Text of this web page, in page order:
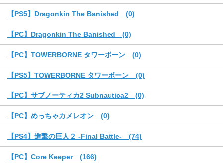
【PS5】Dragonkin The Banished (0)
【PC】Dragonkin The Banished (0)
【PC】TOWERBORNE タワーボーン (0)
【PS5】TOWERBORNE タワーボーン (0)
【PC】サブノーティカ2 Subnautica2 (0)
【PC】めっちゃカメレオン (0)
【PS4】進撃の巨人２ -Final Battle- (74)
【PC】Core Keeper (166)